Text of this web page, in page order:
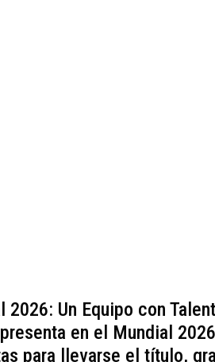
2026: Un Equipo con
en el Mundial
para llevarse el título,